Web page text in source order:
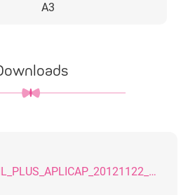
A3
SDB_KETAC_FIL_PLUS_APLICAP_20121122_DE